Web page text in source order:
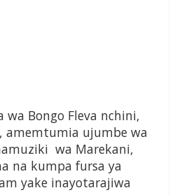
wa Bongo Fleva nchini,
amemtumia ujumbe wa
wa Marekani,
na kumpa fursa ya
yake inayotarajiwa